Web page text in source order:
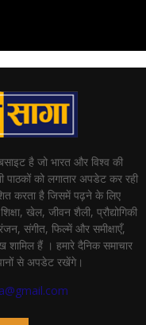
है जो भारत और विश्व की
को लगातार अपडेट कर रही
करता है जिसमें पढ़ने के लिए
खेल, जीवन शैली, प्रौद्योगिकी
संगीत, फिल्में और समीक्षाएँ,
हैं । हमारे दैनिक समाचार
से अपडेट रखेंगे।